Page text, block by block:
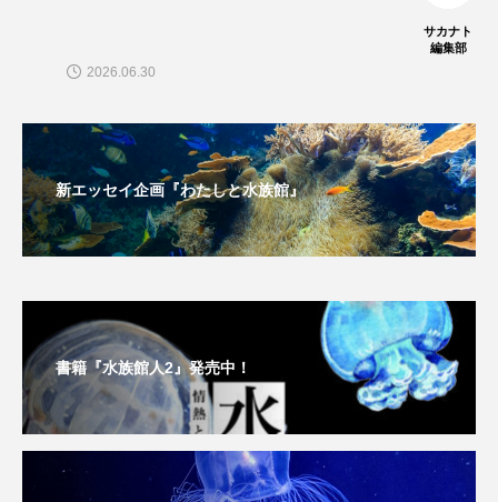
サカナト
編集部
2026.06.30
新エッセイ企画『わたしと水族館』
書籍『水族館人2』発売中！